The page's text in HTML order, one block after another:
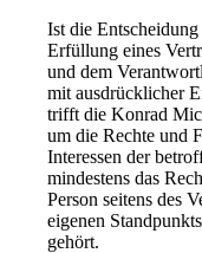
Ist die
Erfüllung eines
und dem
mit ausdrücklicher
trifft die Konrad
um die Rechte und
Interessen der
mindestens das
Person seitens des
eigenen
gehört.